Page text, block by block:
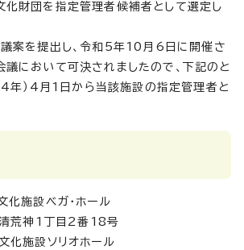
化財団を指定管理者候補者として選定し
案を提出し、令和5年10月6日に開催さ
において可決されましたので、下記のと
年）4月1日から当該施設の指定管理者と
施設ベガ・ホール
荒神1丁目2番18号
化施設ソリオホール